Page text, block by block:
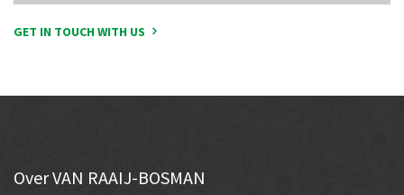
GET IN TOUCH WITH US
OverVAN RAAIJ-BOSMAN